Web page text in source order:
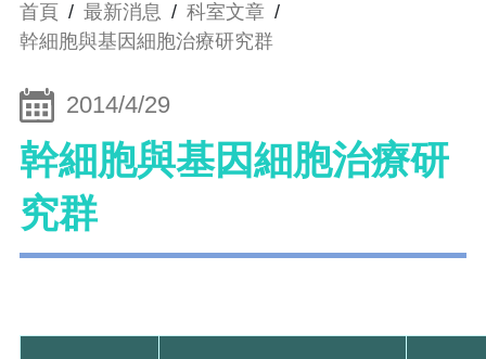
首頁 / 最新消息 / 科室文章 /
幹細胞與基因細胞治療研究群
2014/4/29
幹細胞與基因細胞治療研
究群